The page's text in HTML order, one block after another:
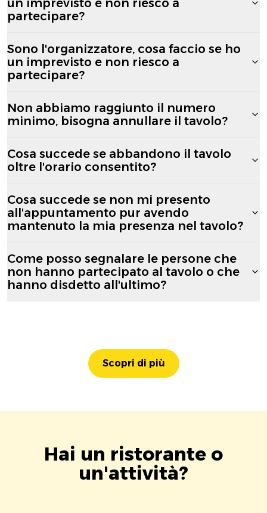
partecipare?
Sono l'organizzatore, cosa faccio se ho
un imprevisto e non riesco a
partecipare?
Non abbiamo raggiunto il numero
minimo, bisogna annullare il tavolo?
Cosa succede se abbandono il tavolo
oltre l'orario consentito?
Cosa succede se non mi presento
all'appuntamento pur avendo
mantenuto la mia presenza nel tavolo?
Come posso segnalare le persone che
non hanno partecipato al tavolo o che
hanno disdetto all'ultimo?
Scopri di più
Hai un ristorante o
un'attività?